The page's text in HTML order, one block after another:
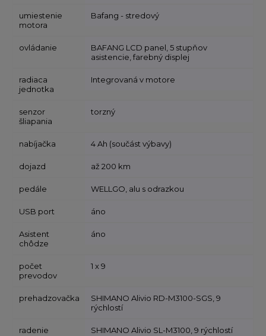
umiestenie
motora
Bafang - stredový
ovládanie
BAFANG LCD panel, 5 stupňov
asistencie, farebný displej
radiaca
jednotka
Integrovaná v motore
senzor
šliapania
torzný
nabíjačka 4 Ah (součást výbavy)
dojazd až 200 km
pedále WELLGO, alu s odrazkou
USB port áno
Asistent
chôdze
áno
počet
prevodov
1 x 9
prehadzovačka
SHIMANO Alivio RD-M3100-SGS, 9
rýchlostí
radenie SHIMANO Alivio SL-M3100, 9 rýchlostí